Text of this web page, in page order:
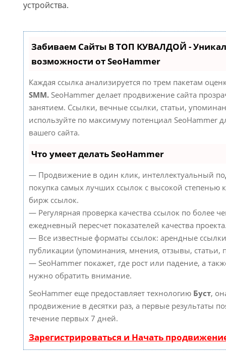
устройства.
Забиваем Сайты В ТОП КУВАЛДОЙ -
возможности от SeoHammer
Каждая ссылка анализируется по трем пакетам
SMM.SeoHammer делает продвижение сайта
занятием. Ссылки, вечные ссылки, статьи,
используйте по максимуму потенциал SeoHammer
вашего сайта.
Что умеет делать SeoHammer
— Продвижение в один клик, интеллектуальный
покупка самых лучших ссылок с высокой степенью
бирж ссылок.
— Регулярная проверка качества ссылок по более
ежедневный пересчет показателей качества
— Все известные форматы ссылок: арендные
публикации (упоминания, мнения, отзывы, статьи,
— SeoHammer покажет, где рост или падение, а
нужно обратить внимание.
SeoHammer еще предоставляет технологию Буст,
продвижение в десятки раз, а первые результаты
течение первых 7 дней.
Зарегистрироваться и Начать